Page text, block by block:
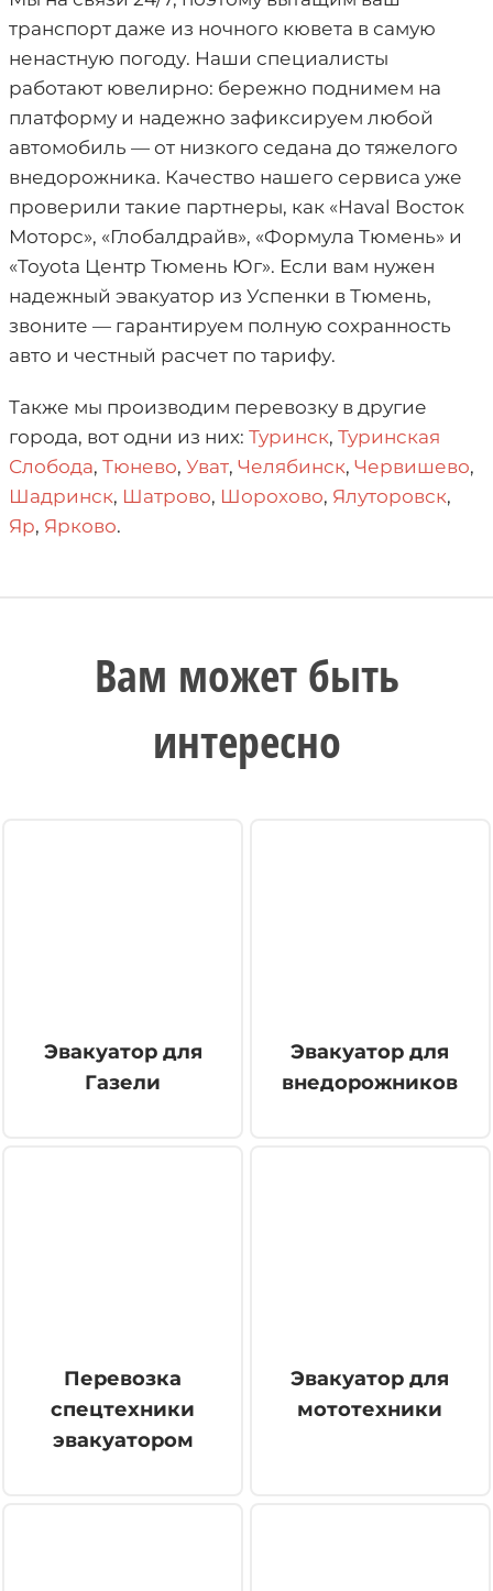
транспорт даже из ночного кювета в самую
ненастную погоду. Наши специалисты
работают ювелирно: бережно поднимем на
платформу и надежно зафиксируем любой
автомобиль — от низкого седана до тяжелого
внедорожника. Качество нашего сервиса уже
проверили такие партнеры, как «Haval Восток
Моторс», «Глобалдрайв», «Формула Тюмень» и
«Toyota Центр Тюмень Юг». Если вам нужен
надежный эвакуатор из Успенки в Тюмень,
звоните — гарантируем полную сохранность
авто и честный расчет по тарифу.
Также мы производим перевозку в другие
города, вот одни из них: Туринск, Туринская
Слобода, Тюнево, Уват, Челябинск, Червишево,
Шадринск, Шатрово, Шорохово, Ялуторовск,
Яр, Ярково.
Вам может быть
интересно
Эвакуатор для
Газели
Эвакуатор для
внедорожников
Перевозка
спецтехники
эвакуатором
Эвакуатор для
мототехники